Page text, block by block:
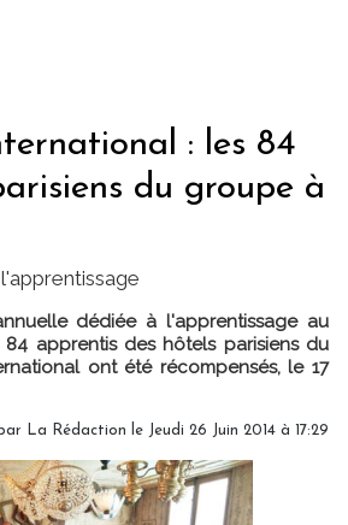
: les 84
du groupe à
dédiée à l'apprentissage au
apprentis des hôtels parisiens du
ont été récompensés, le 17
La Rédaction le Jeudi 26 Juin 2014 à 17:29